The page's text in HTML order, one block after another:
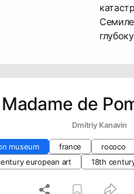
Madame de
Dmitriy Kanavin
museum france rococo
european art
18th